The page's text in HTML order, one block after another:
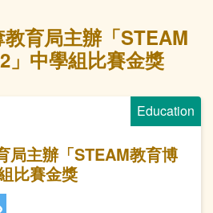
育局主辦「STEAM
」中學組比賽金獎
Education
局主辦「STEAM教育博
比賽金獎